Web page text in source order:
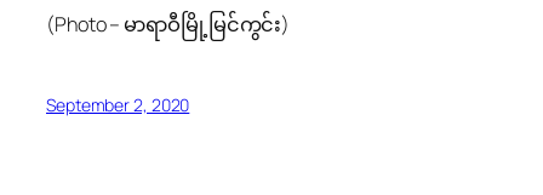
(Photo – မာရာဝီမြို့မြင်ကွင်း)
September 2, 2020